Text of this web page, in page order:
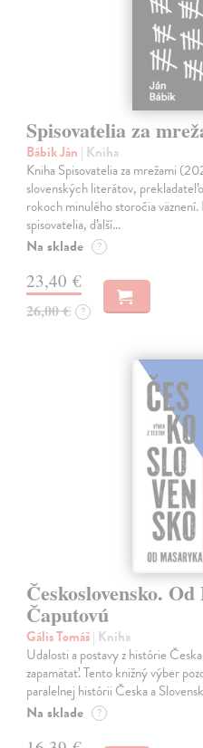
Spisovatelia za
Bábik Ján | Kniha
Kniha Spisovatelia za mrežami
slovenských literátov,
rokoch minulého storočia
spisovatelia, ďalší…
Na sklade ?
23,40 €
26,00 € ?
Československo.
Čaputovú
Gális Tomáš| Kniha
Udalosti a postavy z histórie
zapamätať. Tento knižný výber
paralelnej histórii Česka a
Na sklade ?